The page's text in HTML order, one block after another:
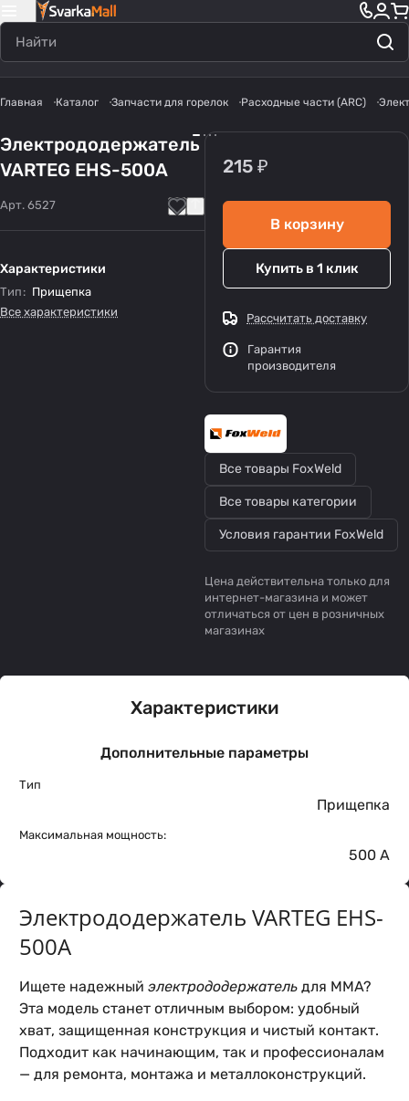
Главная Каталог Запчасти для горелок Расходные части (ARC)
Электрододержатель
VARTEG EHS-500A
Арт. 6527
Характеристики
Тип : Прищепка
Все характеристики
215 ₽
В корзину
Купить в 1 клик
Рассчитать доставку
Гарантия
производителя
Все товары FoxWeld
Все товары категории
Условия гарантии FoxWeld
Цена действительна только для
интернет-магазина и может
отличаться от цен в розничных
магазинах
Характеристики
Дополнительные параметры
Тип
Прищепка
Максимальная мощность:
500 А
Электрододержатель VARTEG EHS-
500A
Ищете надежный электрододержатель для MMA?
Эта модель станет отличным выбором: удобный
хват, защищенная конструкция и чистый контакт.
Подходит как начинающим, так и профессионалам
— для ремонта, монтажа и металлоконструкций.